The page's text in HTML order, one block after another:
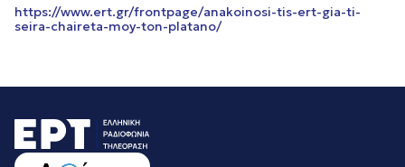
https://www.ert.gr/frontpage/anakoinosi-tis-ert-gia-ti-
seira-chaireta-moy-ton-platano/